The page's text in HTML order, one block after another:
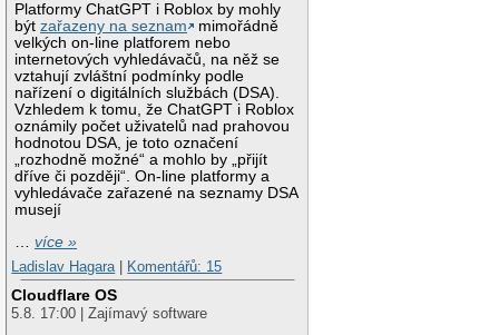
Platformy ChatGPT i Roblox by mohly
býtzařazeny na seznam
mimořádně
velkých on-line platforem nebo
internetových vyhledávačů, na něž se
vztahují zvláštní podmínky podle
nařízení o digitálních službách (DSA).
Vzhledem k tomu, že ChatGPT i Roblox
oznámily počet uživatelů nad prahovou
hodnotou DSA, je toto označení
„rozhodně možné“ a mohlo by „přijít
dříve či později“. On-line platformy a
vyhledávače zařazené na seznamy DSA
musejí
…více »
Ladislav Hagara | Komentářů: 15
Cloudflare OS
5.8. 17:00 | Zajímavý software